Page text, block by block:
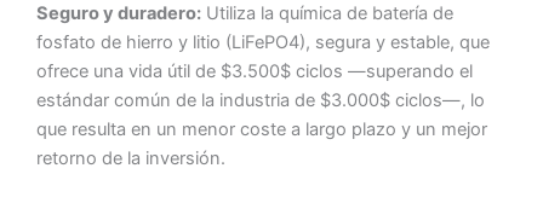
Seguro y duradero: Utiliza la química de batería de
fosfato de hierro y litio (LiFePO4), segura y estable, que
ofrece una vida útil de $3.500$ ciclos —superando el
estándar común de la industria de $3.000$ ciclos—, lo
que resulta en un menor coste a largo plazo y un mejor
retorno de la inversión.